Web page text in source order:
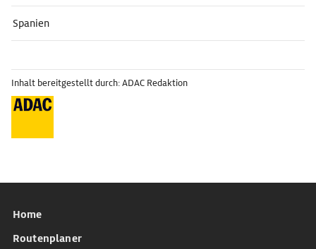
Spanien
Inhalt bereitgestellt durch: ADAC Redaktion
Home
Routenplaner